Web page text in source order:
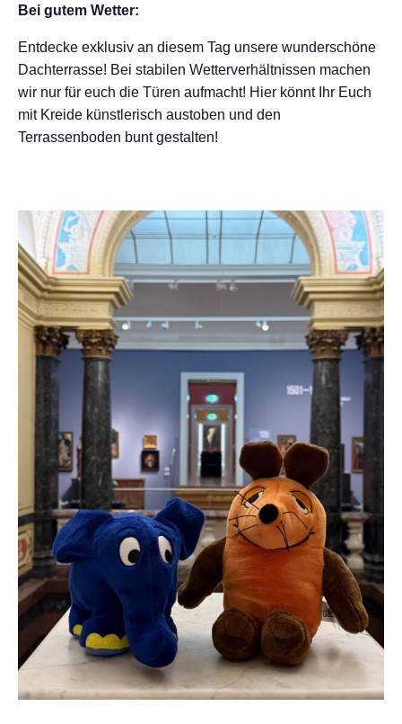
Bei gutem Wetter:
Entdecke exklusiv an diesem Tag unsere wunderschöne
Dachterrasse! Bei stabilen Wetterverhältnissen machen
wir nur für euch die Türen aufmacht! Hier könnt Ihr Euch
mit Kreide künstlerisch austoben und den
Terrassenboden bunt gestalten!